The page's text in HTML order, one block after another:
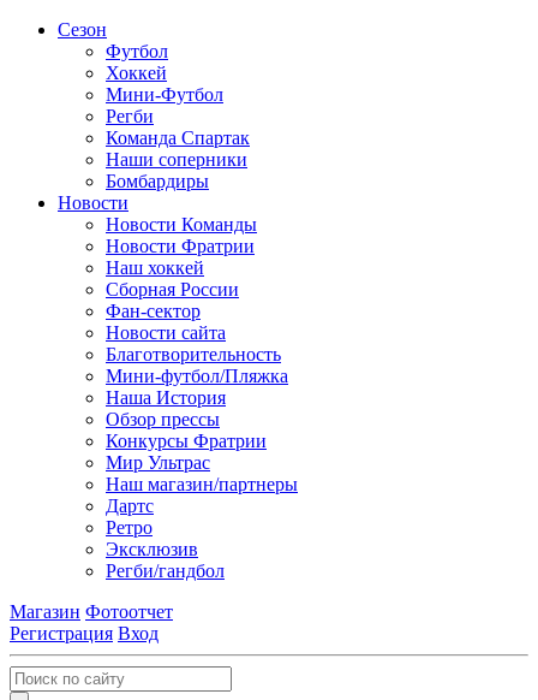
Сезон
Футбол
Хоккей
Мини-Футбол
Регби
Команда Спартак
Наши соперники
Бомбардиры
Новости
Новости Команды
Новости Фратрии
Наш хоккей
Сборная России
Фан-cектор
Новости сайта
Благотворительность
Мини-футбол/Пляжка
Наша История
Обзор прессы
Конкурсы Фратрии
Мир Ультрас
Наш магазин/партнеры
Дартс
Ретро
Эксклюзив
Регби/гандбол
Магазин Фотоотчет
Регистрация Вход